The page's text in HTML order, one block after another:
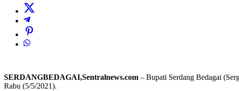
SERDANGBEDAGAI,Sentralnews.com – Bupati Serdang Bedagai
Rabu (5/5/2021).